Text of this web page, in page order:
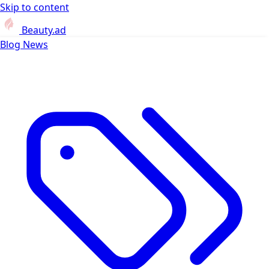
Skip to content
Beauty.ad
Blog News